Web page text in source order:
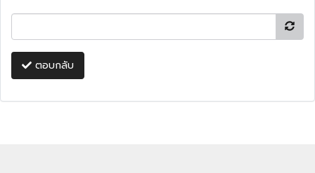
ตอบกลับ